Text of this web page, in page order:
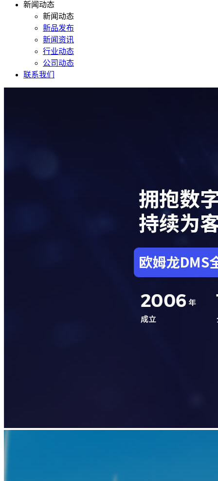
新闻动态
新闻动态
新品发布
新闻资讯
行业动态
公司动态
联系我们